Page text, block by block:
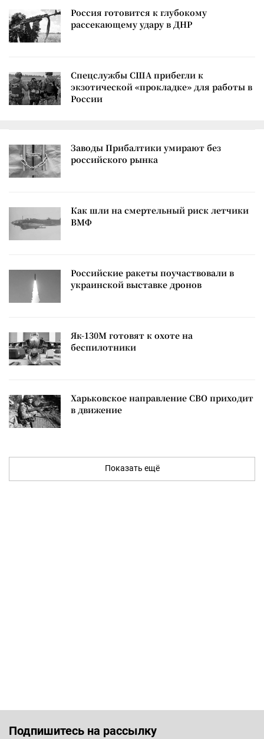
Россия готовится к глубокому
рассекающему удару в ДНР
Спецслужбы США прибегли к
экзотической «прокладке» для работы в
России
Заводы Прибалтики умирают без
российского рынка
Как шли на смертельный риск летчики
ВМФ
Российские ракеты поучаствовали в
украинской выставке дронов
Як-130М готовят к охоте на
беспилотники
Харьковское направление СВО приходит
в движение
Показать ещё
Подпишитесь на рассылку